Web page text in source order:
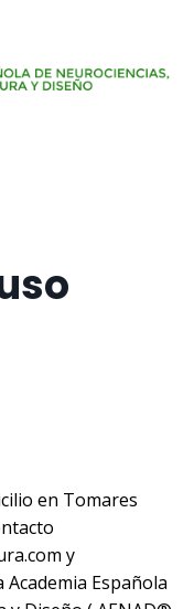
en Tomares
y
Española